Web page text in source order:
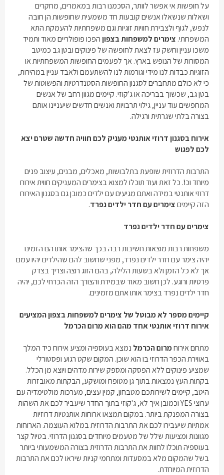
על חופשות אי אפשר לוותר, הסכמנו רבות במאמרים, מחקרים
ושאלות שנשאלו אנשים קובעות חד משמעית שחופשות הן חובה
לנפש, לגוף ולצבירת חוויות זוגיות וגם משפחתיות להעמקת התא
המשפחתי. צימרים למשפחות בצפוןהפכו פופולריים מאוד ותמיד
משכו עניין וחשק עז לצאת לחופשה של פינוקים ובטן גב כמיטב
המסורות של הנופש בארץ. אך לפעמים החופשות המשפחתיות או
הזוגיות כבדות לנו מידי וגורמות לנו להשתעמם ולאבד עניין במהירות,
כי לא כולם מתחברים לסגנון החופשות הסטנדרטיות והפשוטות של
בטן גב, שכשוך בבריכה או ג'קוזי. קיימים מגוון רחב של אנשים
המחפשים עוד עניין, גילוי תרבויות ואנשים חדשים שיעניינו אותם
בצורה בלתי שגרתית ורגילה.
אירוח בסגנון דרוזי אותנטי מעניק לכם חוויה חדשה שטרם יצא
לכם לפגוש
התרבות הדרוזית שופעת בתלבושות, מאכלים, מבנים, עיצוב פנים
מיוחד וכו'. כל זאת ועוד תוכלו למצוא בצימרים המעניקים חווית אירוח
דרוזי אותנטי במידה ואתם מגיעים עם ילדים כמובן גם בסגנון האירוח
הזה קיימיםצימרים עם חדר ילדים נפרד.
צימרים עם חדר ילדים נפרד
משפחות רבות מוצאות חשיבות רבה בכך שהצימר אותו הם הזמינו
יהיה צימר עם חדר ילדים נפרד, מפני שחשוב להם שהילדים יהיו עמם
אך לא כל הזמן ולא בשעות הלילה, בהם הזוג רוצה וצריך בצדק
פרטיות ורוגע. לכן חשוב מאוד שבמידת והצורך הזה הכרחי לכם, יהיה
חדר ילדים נפרד בצימר אותו אתם מזמינים.
קיימים מספר לא מבוטל של צימרים למשפחות בצפון המציעים
אירוח דרוזי אותנטי אחד מהם הוא מרום הכרמל
מתחם אירוחמרום הכרמל נמצא בעוספיה ומציע אירוח כיד המלך
באווירת הכפר הדרוזי בו הוא שוכן. המקום שקט רגוע ופסטורלי
שמציע פינוקים ללא הפסקה ומספק שירות מדהים ויוצא מן הכלל.
בקתות העץ נמצאות בתוך גן מטופח ומושקע, הבקתות מאובזרות
היטב, קיימים לשירותכם מטבחון, קמין עצים, מערכות מולטימדיה עם
ערוצי YES וכמובן איך לא, ג'קוזי בתוך החדר שיעביר לכם את השהות
בצורה המפנקת ביותר. במקום תמצאו ארוחות אותנטיות דרוזיות
אמתיות שיעבירו לכם את התרבות הדרוזית במלוא העוצמה. הארוחות
מגוונות ומציעות שלל של מטעמים מיוחדים בסגנון הדרוזי. בטיול קצר
בעוספיה תוכלו לחוות את התרבות הדרוזית בצורה המשמעותי ביותר
בשל שהמקום מלא במסעדות ומתחמי קניות שיראו לכם את התרבות
הדרוזית המיוחדת.